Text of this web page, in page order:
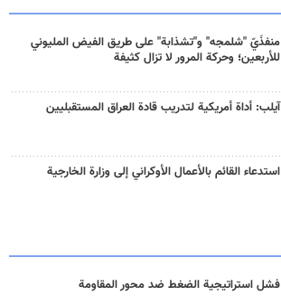
منفذَيّ "شلمجه" و"تشذابة" على طريق الفيض المليوني
للأربعين؛ وحركة المرور لا تزال كثيفة
آيلب: أداة أمريكية لتدريب قادة العراق المستقبليين
استدعاء القائم بالأعمال الأوكراني إلى وزارة الخارجية
فشل استراتيجية الضغط ضد محور المقاومة